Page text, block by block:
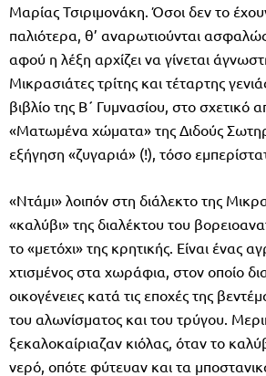
Μαρίας Τσιριμονάκη. Όσοι δεν το
παλιότερα, θ’ αναρωτιούνται ασφαλώς
αφού η λέξη αρχίζει να γίνεται
Μικρασιάτες τρίτης και τέταρτης
βιβλίο της Β΄ Γυμνασίου, στο
«Ματωμένα χώματα» της Διδούς
εξήγηση «ζυγαριά» (!), τόσο
«Ντάμι» λοιπόν στη διάλεκτο της
«καλύβι» της διαλέκτου του
το «μετόχι» της κρητικής. Είναι ένας
χτισμένος στα χωράφια, στον οποίο
οικογένειες κατά τις εποχές της
του αλωνίσματος και του τρύγου.
ξεκαλοκαίριαζαν κιόλας, όταν το
νερό, οπότε φύτευαν και τα